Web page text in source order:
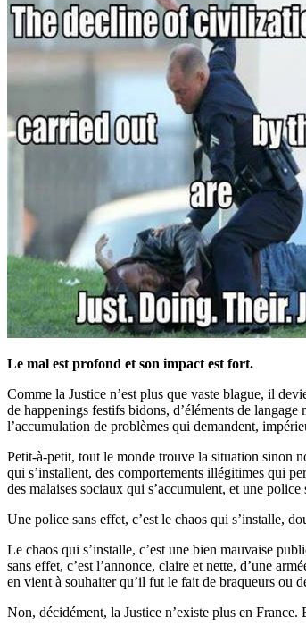
Le mal est profond et son impact est fort.
Comme la Justice n’est plus que vaste blague, il
de happenings festifs bidons, d’éléments de
l’accumulation de problèmes qui demandent,
Petit-à-petit, tout le monde trouve la situation sinon
qui s’installent, des comportements illégitimes qui
des malaises sociaux qui s’accumulent, et une police
Une police sans effet, c’est le chaos qui s’installe,
Le chaos qui s’installe, c’est une bien mauvaise
sans effet, c’est l’annonce, claire et nette, d’une
en vient à souhaiter qu’il fut le fait de braqueurs ou
Non, décidément, la Justice n’existe plus en France.